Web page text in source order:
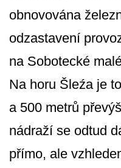
obnovována
odzastavení
na Sobotecké
Na horu Šleźa je
a 500 metrů
nádraží se odtud
přímo, ale